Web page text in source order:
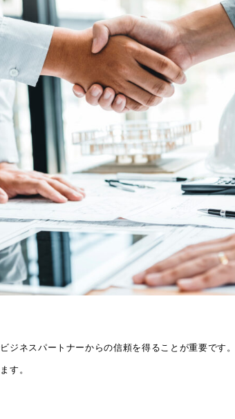
ジネスパートナーからの信頼を得ることが重要です
す。